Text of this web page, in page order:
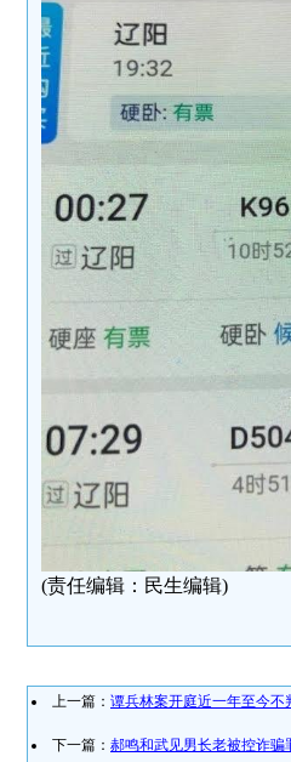
(责任编辑：民生编辑)
上一篇： 谭兵林案开庭近一年至今不
下一篇： 郝鸣和武见男长老被控诈骗